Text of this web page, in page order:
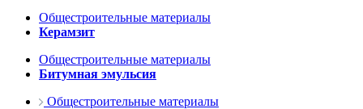
Общестроительные материалы
Керамзит
Общестроительные материалы
Битумная эмульсия
Общестроительные материалы